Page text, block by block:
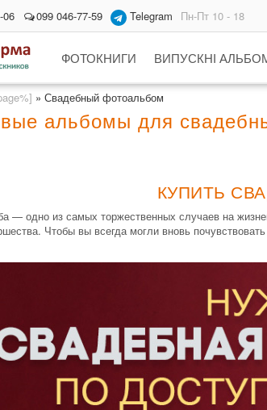
06 099 046-77-59 Telegram Пн-Пт 10 - 18
ФОТОКНИГИ ВИПУСКНІ
» Свадебный фотоальбом
альбомы для
КУПИТЬ
— одно из самых торжественных случаев на
Чтобы вы всегда могли вновь